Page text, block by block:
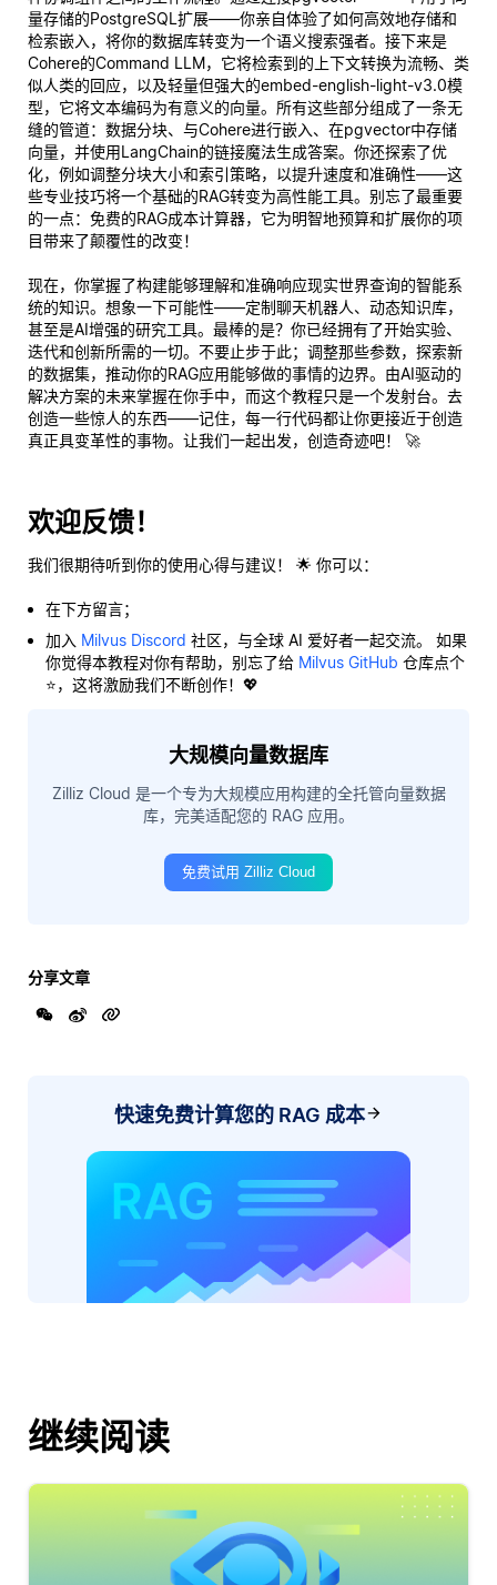
量存储的PostgreSQL扩展——你亲自体验了如何高效地存储和
检索嵌入，将你的数据库转变为一个语义搜索强者。接下来是
Cohere的Command LLM，它将检索到的上下文转换为流畅、类
似人类的回应，以及轻量但强大的embed-english-light-v3.0模
型，它将文本编码为有意义的向量。所有这些部分组成了一条无
缝的管道：数据分块、与Cohere进行嵌入、在pgvector中存储
向量，并使用LangChain的链接魔法生成答案。你还探索了优
化，例如调整分块大小和索引策略，以提升速度和准确性——这
些专业技巧将一个基础的RAG转变为高性能工具。别忘了最重要
的一点：免费的RAG成本计算器，它为明智地预算和扩展你的项
目带来了颠覆性的改变！
现在，你掌握了构建能够理解和准确响应现实世界查询的智能系
统的知识。想象一下可能性——定制聊天机器人、动态知识库，
甚至是AI增强的研究工具。最棒的是？你已经拥有了开始实验、
迭代和创新所需的一切。不要止步于此；调整那些参数，探索新
的数据集，推动你的RAG应用能够做的事情的边界。由AI驱动的
解决方案的未来掌握在你手中，而这个教程只是一个发射台。去
创造一些惊人的东西——记住，每一行代码都让你更接近于创造
真正具变革性的事物。让我们一起出发，创造奇迹吧！ 🚀
欢迎反馈！
我们很期待听到你的使用心得与建议！ 🌟 你可以：
在下方留言；
加入 Milvus Discord 社区，与全球 AI 爱好者一起交流。 如果
你觉得本教程对你有帮助，别忘了给 Milvus GitHub 仓库点个
⭐，这将激励我们不断创作！💖
大规模向量数据库
Zilliz Cloud 是一个专为大规模应用构建的全托管向量数据
库，完美适配您的 RAG 应用。
免费试用 Zilliz Cloud
分享文章
快速免费计算您的 RAG 成本
继续阅读